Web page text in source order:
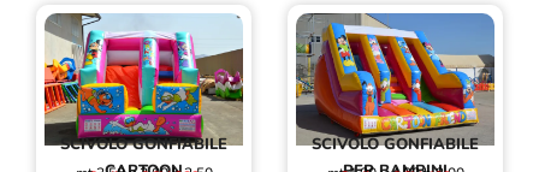
SCIVOLO GONFIABILE
SCIVOLO GONFIABILE